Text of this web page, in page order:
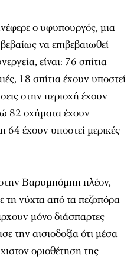
ο υφυπουργός, μια
να επιβεβαιωθεί
είναι: 76 σπίτια
18 σπίτια έχουν υποστεί
στην περιοχή έχουν
82 οχήματα έχουν
64 έχουν υποστεί μερικές
Βαρυμπόμπη πλέον,
τη νύχτα από τα πεζοπόρα
μόνο διάσπαρτες
την αισιοδοξία ότι μέσα
οριοθέτηση της